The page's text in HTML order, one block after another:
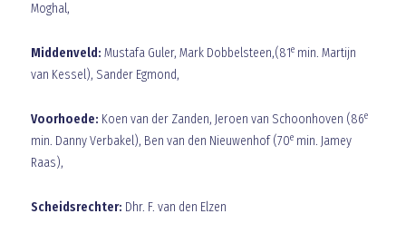
Moghal,
Middenveld: Mustafa Guler, Mark Dobbelsteen,(81emin. Martijn
van Kessel), Sander Egmond,
Voorhoede: Koen van der Zanden, Jeroen van Schoonhoven (86e
min. Danny Verbakel), Ben van den Nieuwenhof (70emin. Jamey
Raas),
Scheidsrechter: Dhr. F. van den Elzen